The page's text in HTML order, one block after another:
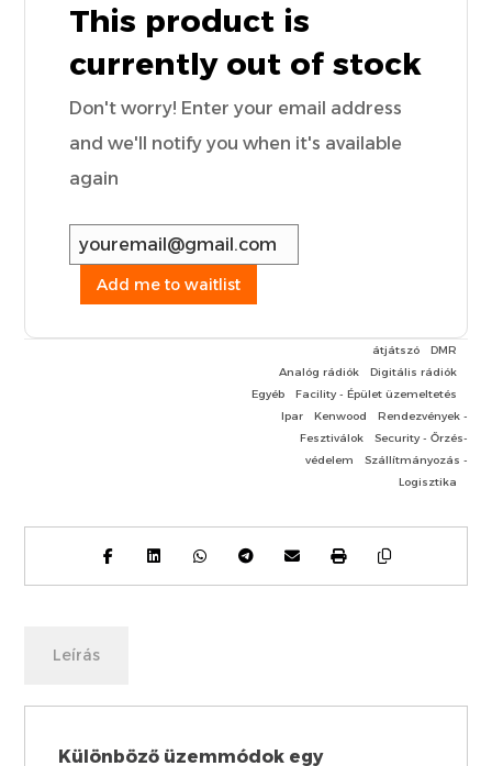
This product is
currently out of stock
Don't worry! Enter your email address
and we'll notify you when it's available
again
Add me to waitlist
átjátszó
DMR
Analóg rádiók
Digitális rádiók
Egyéb
Facility - Épület üzemeltetés
Ipar
Kenwood
Rendezvények -
Fesztiválok
Security - Őrzés-
védelem
Szállítmányozás -
Logisztika
Leírás
Különböző üzemmódok egy